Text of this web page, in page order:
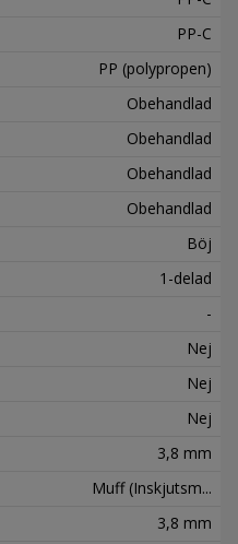
PP-C
PP (polypropen)
Obehandlad
Obehandlad
Obehandlad
Obehandlad
Böj
1-delad
-
Nej
Nej
Nej
3,8 mm
Muff (Inskjutsm...
3,8 mm